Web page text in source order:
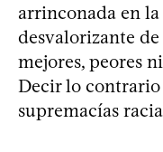
arrinconada en
desvalorizante
mejores, peores
Decir lo contrario
supremacías